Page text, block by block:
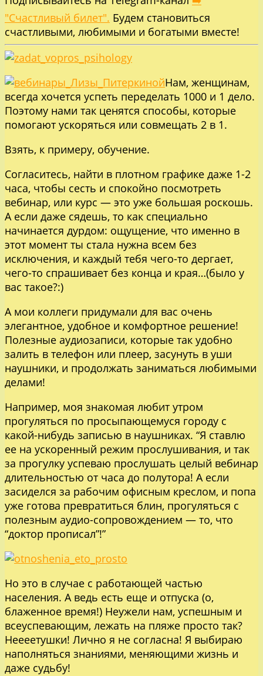
"Счастливый билет". Будем становиться
счастливыми, любимыми и богатыми вместе!
Нам, женщинам,
всегда хочется успеть переделать 1000 и 1 дело.
Поэтому нами так ценятся способы, которые
помогают ускоряться или совмещать 2 в 1.
Взять, к примеру, обучение.
Согласитесь, найти в плотном графике даже 1-2
часа, чтобы сесть и спокойно посмотреть
вебинар, или курс — это уже большая роскошь.
А если даже сядешь, то как специально
начинается дурдом: ощущение, что именно в
этот момент ты стала нужна всем без
исключения, и каждый тебя чего-то дергает,
чего-то спрашивает без конца и края…(было у
вас такое?:)
А мои коллеги придумали для вас очень
элегантное, удобное и комфортное решение!
Полезные аудиозаписи, которые так удобно
залить в телефон или плеер, засунуть в уши
наушники, и продолжать заниматься любимыми
делами!
Например, моя знакомая любит утром
прогуляться по просыпающемуся городу с
какой-нибудь записью в наушниках. “Я ставлю
ее на ускоренный режим прослушивания, и так
за прогулку успеваю прослушать целый вебинар
длительностью от часа до полутора! А если
засиделся за рабочим офисным креслом, и попа
уже готова превратиться блин, прогуляться с
полезным аудио-сопровождением — то, что
“доктор прописал”!”
Но это в случае с работающей частью
населения. А ведь есть еще и отпуска (о,
блаженное время!) Неужели нам, успешным и
всеуспевающим, лежать на пляже просто так?
Неееетушки! Лично я не согласна! Я выбираю
наполняться знаниями, меняющими жизнь и
даже судьбу!